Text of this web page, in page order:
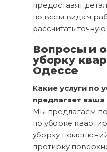
предоставят
по всем видам
рассчитать
Вопросы и
уборку
Одессе
Какие услуги по
предлагает
Мы предлагаем
по уборке
уборку
протирку